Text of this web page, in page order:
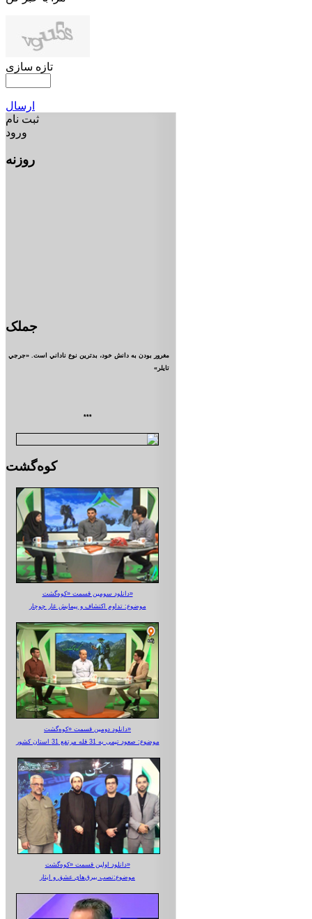
تازه سازی
ارسال
ثبت نام
ورود
روزنه
جملک
مغرور بودن به دانش خود، بدترين نوع ناداني است. «جرجي
تايلر»
***
کوه‌گشت
دانلود سومین قسمت «کوه‌گشت»
موضوع: تداوم اکتشاف و پیمایش غار جوجار
دانلود دومین قسمت «کوه‌گشت»
موضوع: صعود تیمی به 31 قله مرتفع 31 استان کشور
دانلود اولین قسمت «کوه‌گشت»
موضوع:نصب بیرق‌های عشق و ایثار